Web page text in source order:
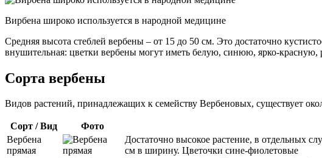
Вирбена широко используется в народной медицине
Средняя высота стеблей вербены – от 15 до 50 см. Это достаточно
внушительная: цветки вербены могут иметь белую, синюю, ярко-красную,
Сорта вербены
Видов растений, принадлежащих к семейству Вербеновых, существует
Сорт / Вид Фото
Вербена
прямая
Достаточно высокое растение, в отдельных
см в ширину. Цветочки сине-фиолетовые